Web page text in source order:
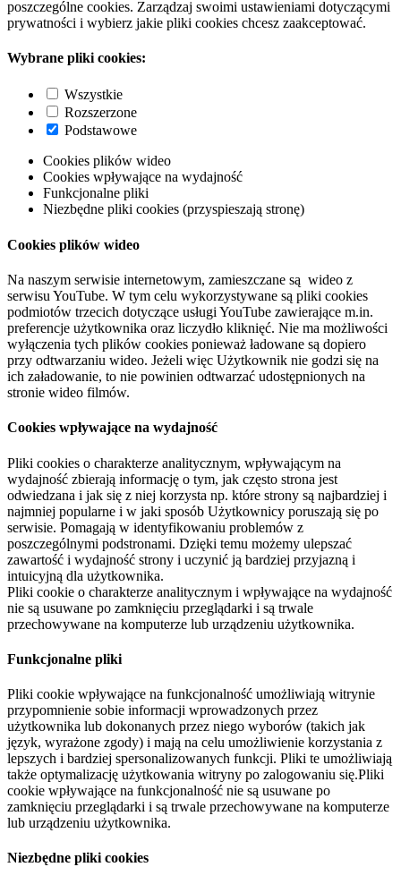
poszczególne cookies. Zarządzaj swoimi ustawieniami dotyczącymi
prywatności i wybierz jakie pliki cookies chcesz zaakceptować.
Wybrane pliki cookies:
Wszystkie
Rozszerzone
Podstawowe
Cookies plików wideo
Cookies wpływające na wydajność
Funkcjonalne pliki
Niezbędne pliki cookies (przyspieszają stronę)
Cookies plików wideo
Na naszym serwisie internetowym, zamieszczane są wideo z
serwisu YouTube. W tym celu wykorzystywane są pliki cookies
podmiotów trzecich dotyczące usługi YouTube zawierające m.in.
preferencje użytkownika oraz liczydło kliknięć. Nie ma możliwości
wyłączenia tych plików cookies ponieważ ładowane są dopiero
przy odtwarzaniu wideo. Jeżeli więc Użytkownik nie godzi się na
ich załadowanie, to nie powinien odtwarzać udostępnionych na
stronie wideo filmów.
Cookies wpływające na wydajność
Pliki cookies o charakterze analitycznym, wpływającym na
wydajność zbierają informację o tym, jak często strona jest
odwiedzana i jak się z niej korzysta np. które strony są najbardziej i
najmniej popularne i w jaki sposób Użytkownicy poruszają się po
serwisie. Pomagają w identyfikowaniu problemów z
poszczególnymi podstronami. Dzięki temu możemy ulepszać
zawartość i wydajność strony i uczynić ją bardziej przyjazną i
intuicyjną dla użytkownika.
Pliki cookie o charakterze analitycznym i wpływające na wydajność
nie są usuwane po zamknięciu przeglądarki i są trwale
przechowywane na komputerze lub urządzeniu użytkownika.
Funkcjonalne pliki
Pliki cookie wpływające na funkcjonalność umożliwiają witrynie
przypomnienie sobie informacji wprowadzonych przez
użytkownika lub dokonanych przez niego wyborów (takich jak
język, wyrażone zgody) i mają na celu umożliwienie korzystania z
lepszych i bardziej spersonalizowanych funkcji. Pliki te umożliwiają
także optymalizację użytkowania witryny po zalogowaniu się.Pliki
cookie wpływające na funkcjonalność nie są usuwane po
zamknięciu przeglądarki i są trwale przechowywane na komputerze
lub urządzeniu użytkownika.
Niezbędne pliki cookies